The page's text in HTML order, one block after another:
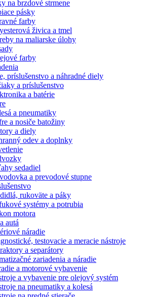
na brzdové strmene
pásky
farby
živica a tmel
na maliarske úlohy
farby
príslušenstvo a náhradné diely
a príslušenstvo
a batérie
a pneumatiky
a nosiče batožiny
a diely
odev a doplnky
sedadiel
a prevodové stupne
rukoväte a páky
systémy a potrubia
motora
autá
náradie
testovacie a meracie nástroje
a separátory
zariadenia a náradie
a motorové vybavenie
a vybavenie pre olejový systém
na pneumatiky a kolesá